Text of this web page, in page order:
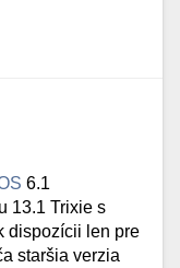
6.1
13.1 Trixie s
dispozícii len pre
staršia verzia